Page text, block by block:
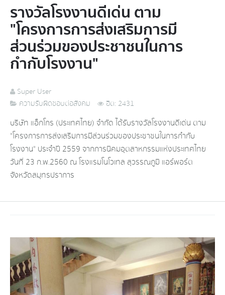
รางวัลโรงงานดีเด่น ตาม
"โครงการการส่งเสริมการมี
ส่วนร่วมของประชาชนในการ
กำกับโรงงาน"
Super User
ความรับผิดชอบต่อสังคม
ฮิต: 2431
บริษัท แอ็กโกร (ประเทศไทย) จำกัด ได้รับรางวัลโรงงานดีเด่น ตาม
"โครงการการส่งเสริมการมีส่วนร่วมของประชาชนในการกำกับ
โรงงาน" ประจำปี 2559 จากการนิคมอุตสาหกรรมแห่งประเทศไทย
วันที่ 23 ก.พ.2560 ณ โรงแรมโนโวเทล สุวรรณภูมิ แอร์พอร์ต
จังหวัดสมุทรปราการ